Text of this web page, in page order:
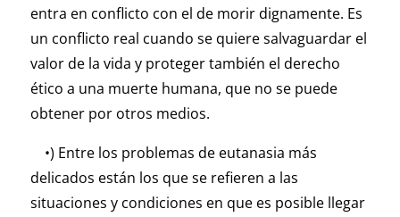
entra en conflicto con el de morir dignamente. Es
un conflicto real cuando se quiere salvaguardar el
valor de la vida y proteger también el derecho
ético a una muerte humana, que no se puede
obtener por otros medios.
•) Entre los problemas de eutanasia más
delicados están los que se refieren a las
situaciones y condiciones en que es posible llegar